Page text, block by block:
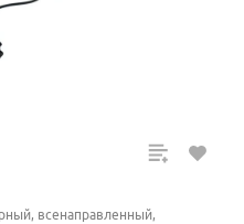
всенаправленный,